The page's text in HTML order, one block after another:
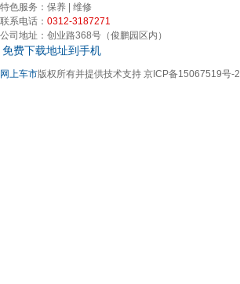
特色服务： 保养 | 维修
联系电话： 0312-3187271
公司地址： 创业路368号（俊鹏园区内）
免费下载地址到手机
网上车市版权所有并提供技术支持 京ICP备15067519号-2